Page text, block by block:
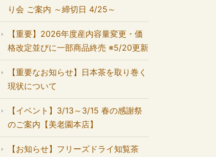
り会 ご案内 ～締切日 4/25～
【重要】2026年度産内容量変更・価
格改定並びに一部商品終売 ※5/20更新
【重要なお知らせ】日本茶を取り巻く
現状について
【イベント】3/13～3/15 春の感謝祭
のご案内【美老園本店】
【お知らせ】フリーズドライ知覧茶